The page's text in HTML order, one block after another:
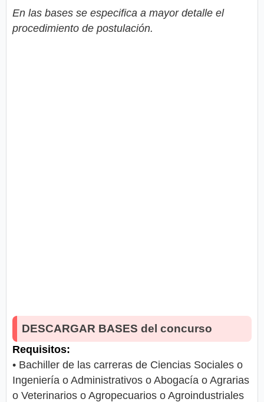
En las bases se especifica a mayor detalle el
procedimiento de postulación.
DESCARGAR BASES del concurso
Requisitos:
• Bachiller de las carreras de Ciencias Sociales o
Ingeniería o Administrativos o Abogacía o Agrarias
o Veterinarios o Agropecuarios o Agroindustriales